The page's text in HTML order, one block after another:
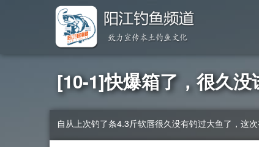
[10-1]快爆箱了，很久
自从上次钓了条4.3斤软唇很久没有钓过大鱼了，这